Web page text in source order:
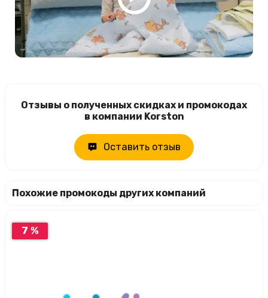
Отзывы о полученных скидках и промокодах
в компании Korston
Оставить отзыв
Похожие промокоды других компаний
7 %